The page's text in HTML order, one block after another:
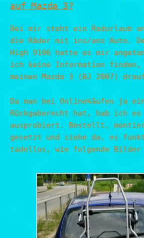
auf Mazda 3?
Bei mir steht ein Radurlaub an
die Räder mit ins/ans Auto.
High 9106 hatte es mir
ich keine Information finden,
meinen Mazda 3 (BJ 2007)
Da man bei Onlinekäufen ja
Rückgaberecht hat, hab ich
ausprobiert. Bestellt,
gesetzt und siehe da, es
tadellos, wie folgende Bilder